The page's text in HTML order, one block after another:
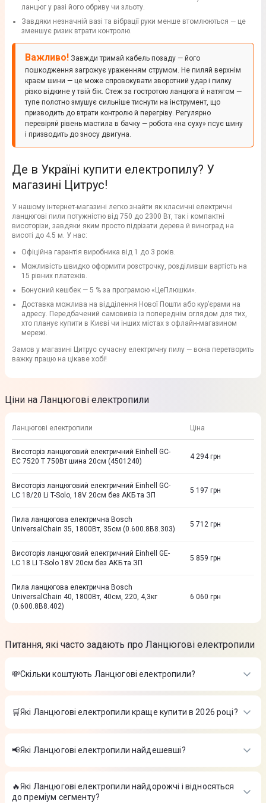
ланцюг у разі його обриву чи зльоту.
Завдяки незначній вазі та вібрації руки менше втомлюються — це
зменшує ризик втрати контролю.
Важливо! Завжди тримай кабель позаду — його
пошкодження загрожує ураженням струмом. Не пиляй верхнім
краєм шини — це може спровокувати зворотний удар і пилку
різко відкине у твій бік. Стеж за гостротою ланцюга й натягом —
тупе полотно змушує сильніше тиснути на інструмент, що
призводить до втрати контролю й перегріву. Регулярно
перевіряй рівень мастила в бачку — робота «на суху» псує шину
і призводить до зносу двигуна.
Де в Україні купити електропилу? У
магазині Цитрус!
У нашому інтернет-магазині легко знайти як класичні електричні
ланцюгові пили потужністю від 750 до 2300 Вт, так і компактні
висоторізи, завдяки яким просто підрізати дерева й виноград на
висоті до 4.5 м. У нас:
Офіційна гарантія виробника від 1 до 3 років.
Можливість швидко оформити розстрочку, розділивши вартість на
15 рівних платежів.
Бонусний кешбек — 5 % за програмою «ЦеПлюшки».
Доставка можлива на відділення Нової Пошти або кур’єрами на
адресу. Передбачений самовивіз із попереднім оглядом для тих,
хто планує купити в Києві чи інших містах з офлайн-магазином
мережі.
Замов у магазині Цитрус сучасну електричну пилу — вона перетворить
важку працю на цікаве хобі!
Ціни на Ланцюгові електропили
Ланцюгові електропили Ціна
Висоторiз ланцюговий електричний Einhell GC-
EC 7520 T 750Вт шина 20см (4501240)
4 294грн
Висоторiз ланцюговий електричний Einhell GC-
LC 18/20 Li T-Solo, 18V 20см без АКБ та ЗП
5 197 грн
Пила ланцюгова електрична Bosch
UniversalChain 35, 1800Вт, 35см (0.600.8B8.303)
5 712 грн
Висоторiз ланцюговий електричний Einhell GE-
LC 18 LI T-Solo 18V 20см без АКБ та ЗП
5 859 грн
Пила ланцюгова електрична Bosch
UniversalChain 40, 1800Вт, 40см, 220, 4,3кг
(0.600.8B8.402)
6 060 грн
Питання, які часто задають про Ланцюгові електропили
💸Скільки коштують Ланцюгові електропили?
Вартість товарів в категорії Ланцюгові електропили в
інтернет-магазині Цитрус
Ланцюговий висоторiз Ryobi RPP750S, 750Вт, шина 20 см
(5133002228)
6 199 ₴
Пила ланцюгова акумуляторна Einhell GE-LC 18 Li Solo 18В
🛒Які Ланцюгові електропили краще купити в 2026 році?
Найкращі Ланцюгові електропили в 2026 році на думку
інтернет-магазину Цитрус
Ланцюговий висоторiз Ryobi RPP750S, 750Вт, шина 20 см
(5133002228)- 6 199 ₴
📢Які Ланцюгові електропили найдешевші?
На сьогодні найдешевші Ланцюгові електропили
Висоторiз ланцюговий електричний Einhell GC-EC 7520 T
750Вт шина 20см (4501240)
🔥Які Ланцюгові електропили найдорожчі і відносяться
до преміум сегменту?